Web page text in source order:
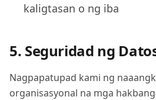
kaligtasan o ng iba
5. Seguridad ng
Nagpapatupad kami ng
organisasyonal na mga